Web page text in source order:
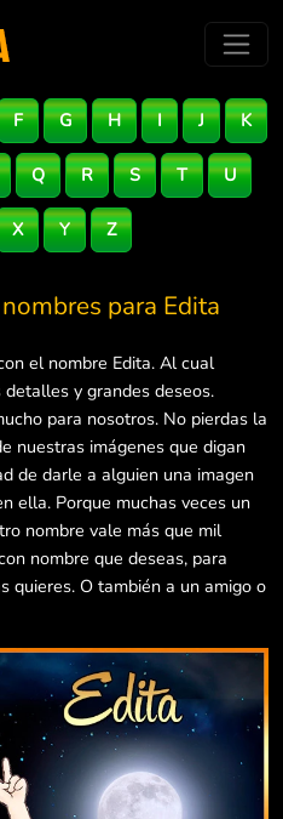
F G H I J K
Q R S T U
X Y Z
para Edita
el nombre Edita. Al cual
y grandes deseos.
para nosotros. No pierdas la
nuestras imágenes que digan
de darle a alguien una imagen
ella. Porque muchas veces un
nombre vale más que mil
nombre que deseas, para
quieres. O también a un amigo o